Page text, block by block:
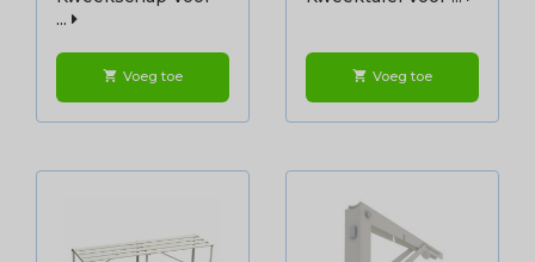
...
shopping_cart Voeg toe shopping_cart Voeg toe